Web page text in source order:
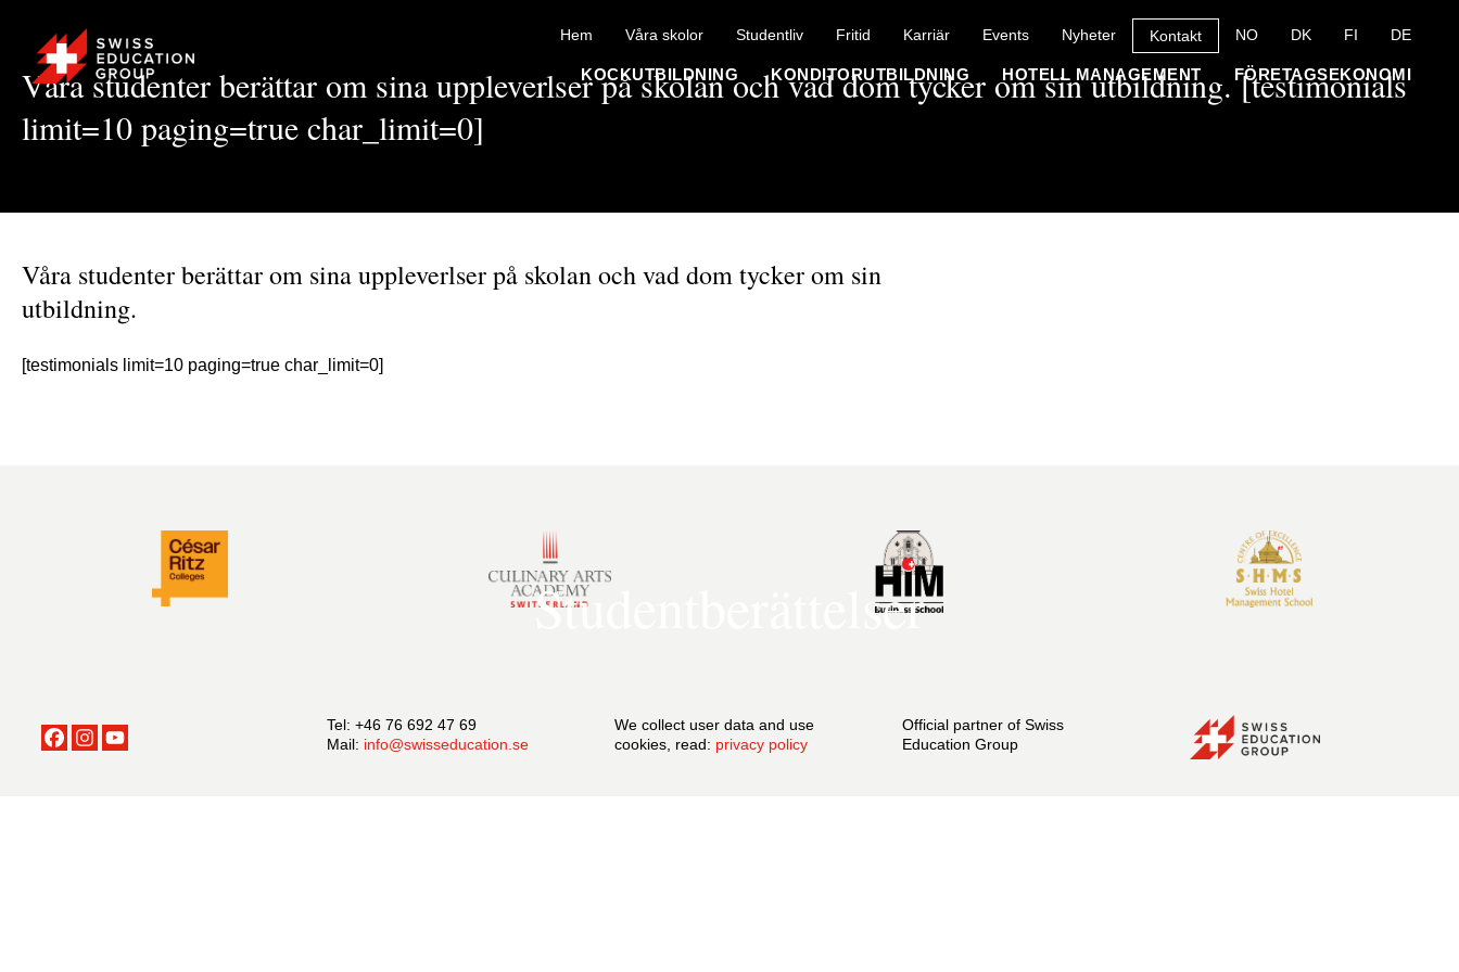
DE
FI
DK
NO
Kontakt
Nyheter
Events
Karriär
Fritid
Studentliv
Våra skolor
Hem
KOCKUTBILDNING KONDITORUTBILDNING HOTELL MANAGEMENT FÖRETAGSEKONOMI
Studentberättelser
Våra studenter berättar om sina uppleverlser på skolan och vad dom tycker om sin utbildning. [testimonials
limit=10 paging=true char_limit=0]
Våra studenter berättar om sina uppleverlser på skolan och vad dom tycker om sin
utbildning.
[testimonials limit=10 paging=true char_limit=0]
Tel: +46 76 692 47 69
Mail: info@swisseducation.se
We collect user data and use
cookies, read: privacy policy
Official partner of Swiss
Education Group